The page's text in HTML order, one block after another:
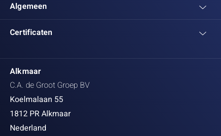
Alkmaar
C.A. de Groot Groep BV
Koelmalaan 55
1812 PR Alkmaar
Nederland
Algemeen
Certificaten